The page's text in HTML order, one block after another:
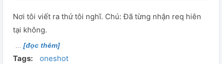
Nơi tôi viết ra thứ tôi nghĩ. Chú: Đã từng nhận req hiên
tại không.
[đọc thêm]
Tags: oneshot